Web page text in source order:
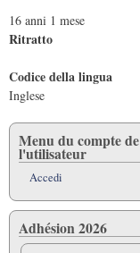
16 anni 1 mese
Ritratto
Codice della lingua
Inglese
Menu du compte de
l'utilisateur
Accedi
Adhésion 2026